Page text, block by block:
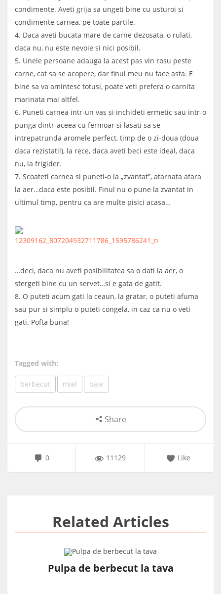
condimente. Aveti grija sa ungeti bine cu usturoi si
condimente carnea, pe toate partile.
4. Daca aveti bucata mare de carne dezosata, o rulati,
daca nu, nu este nevoie si nici posibil.
5. Unele persoane adauga la acest pas vin rosu peste
carne, cat sa se acopere, dar finul meu nu face asta. E
bine sa va amintesc totusi, poate veti prefera o carnita
marinata mai altfel.
6. Puneti carnea intr-un vas si inchideti ermetic sau intr-o
punga dintr-aceea cu fermoar si lasati sa se
intrepatrunda aromele perfect, timp de o zi-doua (doua
daca rezistati!), la rece, daca aveti beci este ideal, daca
nu, la frigider.
7. Scoateti carnea si puneti-o la „zvantat”, atarnata afara
la aer…daca este posibil. Finul nu o pune la zvantat in
ultimul timp, pentru ca are multe pisici acasa…
…deci, daca nu aveti posibilitatea sa o dati la aer, o
stergeti bine cu un servet…si e gata de gatit.
8. O puteti acum gati la ceaun, la gratar, o puteti afuma
sau pur si simplu o puteti congela, in caz ca nu o veti
gati. Pofta buna!
0 11129 Like
Tagged with:
berbecut miel oaie
Share
Related Articles
Pulpa de berbecut la tava